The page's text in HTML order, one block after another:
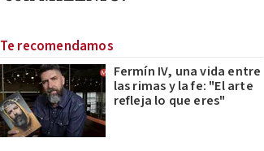
Te recomendamos
Fermín IV, una vida entre
las rimas y la fe: "El arte
refleja lo que eres"